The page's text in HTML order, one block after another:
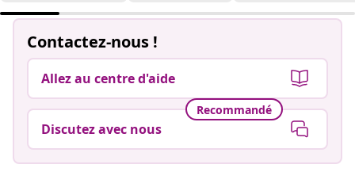
Contactez-nous !
Allez au centre d'aide
Recommandé
Discutez avec nous